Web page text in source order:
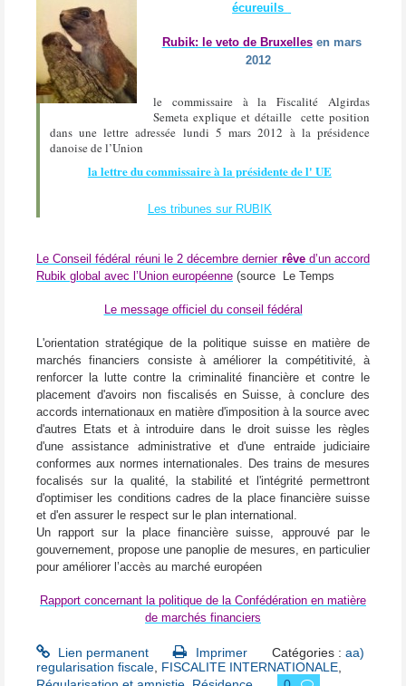
écureuils
Rubik: le veto de Bruxellesen mars
2012
le commissaire à la Fiscalité Algirdas
Semeta explique et détaille cette position
dans unelettreadressée lundi 5mars 2012 à la présidence
danoise de l’Union
la lettre du commissaire à la présidente de l' UE
Les tribunes sur RUBIK
Le Conseil fédéral réuni le 2 décembre dernierrêved’un accord
Rubik global avec l’Union européenne (source Le Temps
Le message officiel du conseil fédéral
L'orientation stratégique de la politique suisse en matière de
marchés financiers consiste à améliorer la compétitivité, à
renforcer la lutte contre la criminalité financière et contre le
placement d'avoirs non fiscalisés en Suisse, à conclure des
accords internationaux en matière d'imposition à la source avec
d'autres Etats et à introduire dans le droit suisse les règles
d'une assistance administrative et d'une entraide judiciaire
conformes aux normes internationales. Des trains de mesures
focalisés sur la qualité, la stabilité et l'intégrité permettront
d'optimiser les conditions cadres de la place financière suisse
et d'en assurer le respect sur le plan international.
Un rapport sur la place financière suisse, approuvé par le
gouvernement, propose une panoplie de mesures, en particulier
pour améliorer l’accès au marché européen
Rapport concernant la politique de la Confédération en matière
de marchés financiers
Lien permanent Imprimer Catégories : aa)
regularisation fiscale FISCALITE INTERNATIONALE